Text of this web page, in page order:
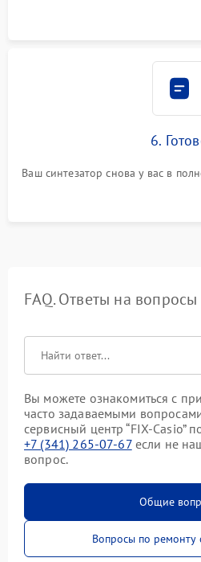
6.
Ваш синтезатор снова у вас в
FAQ. Ответы на вопросы
Вы можете ознакомиться с
часто задаваемыми
сервисный центр “FIX-Casio”
+7 (341) 265-07-67если не
вопрос.
Общие
Вопросы по ремонту